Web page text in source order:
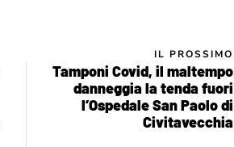
IL PROSSIMO
Tamponi Covid, il maltempo
danneggia la tenda fuori
l’Ospedale San Paolo di
Civitavecchia